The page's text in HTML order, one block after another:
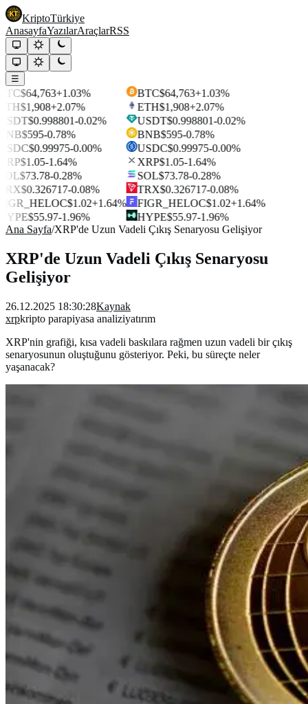
KriptoTürkiye
AnasayfaYazılarAraçlarRSS
☰
$64,763+1.03%
$1,908+2.07%
$0.998801-0.02%
$595-0.78%
$0.99975-0.00%
$1.05-1.64%
$73.78-0.28%
$0.326717-0.08%
$1.02+1.64%
$55.97-1.96%
BTC$64,763+1.03%
ETH$1,908+2.07%
USDT$0.998801-0.02%
BNB$595-0.78%
USDC$0.99975-0.00%
XRP$1.05-1.64%
SOL$73.78-0.28%
TRX$0.326717-0.08%
FIGR_HELOC$1.02+1.64%
HYPE$55.97-1.96%
Ana Sayfa/XRP'de Uzun Vadeli Çıkış Senaryosu Gelişiyor
XRP'de Uzun Vadeli Çıkış Senaryosu
Gelişiyor
26.12.2025 18:30:28Kaynak
xrpkripto parapiyasa analiziyatırım
XRP'nin grafiği, kısa vadeli baskılara rağmen uzun vadeli bir çıkış
senaryosunun oluştuğunu gösteriyor. Peki, bu süreçte neler
yaşanacak?